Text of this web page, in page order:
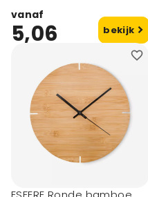
vanaf
5,06 bekijk